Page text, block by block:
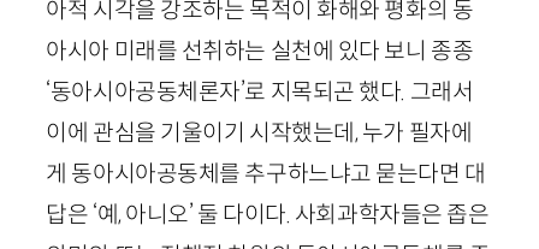
아적 시각을 강조하는 목적이 화해와 평화의 동
아시아 미래를 선취하는 실천에 있다 보니 종종
‘동아시아공동체론자’로 지목되곤 했다. 그래서
이에 관심을 기울이기 시작했는데, 누가 필자에
게 동아시아공동체를 추구하느냐고 묻는다면 대
답은 ‘예, 아니오’ 둘 다이다. 사회과학자들은 좁은